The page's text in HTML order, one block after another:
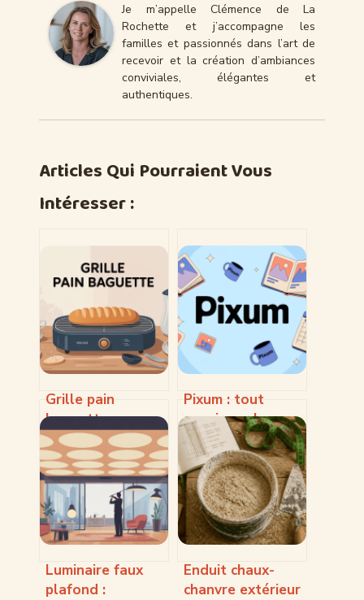
Je m’appelle Clémence de La
Rochette et j’accompagne les
familles et passionnés dans l’art de
recevoir et la création d’ambiances
conviviales, élégantes et
authentiques.
Articles Qui Pourraient Vous
Intéresser :
Grille pain
baguette :
comment bien le
choisir pour des
tartines parfaites
Pixum : tout
savoir sur le
service photo en
ligne et ses
produits
Luminaire faux
plafond :
Enduit chaux-
chanvre extérieur